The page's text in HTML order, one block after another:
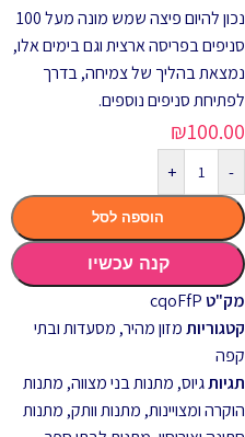
נכון להיום פיצה שמש מונה מעל 100
סניפים בפריסה ארצית וגם בימים אלו,
נמצאת בהליך של צמיחה, בדרך
לפתיחת סניפים נוספים.
₪100.00
-
+
הוספה לסל
קנה עכשיו
מק"טcqoFfP
קטגוריותמזון מהיר, מסעדות ובתי
קפה
תגיותגיוס, מתנות בני מצווה, מתנות
הוקרה ומצויינות, מתנות וותק, מתנות